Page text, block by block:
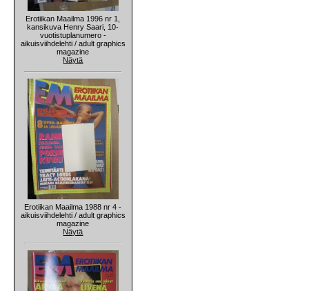
Erotiikan Maailma 1996 nr 1,
kansikuva Henry Saari, 10-
vuotistuplanumero -
aikuisviihdelehti / adult graphics
magazine
Näytä
Erotiikan Maailma 1988 nr 4 -
aikuisviihdelehti / adult graphics
magazine
Näytä